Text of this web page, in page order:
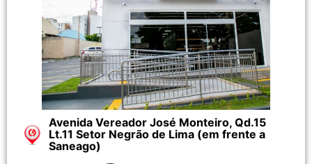
Avenida Vereador José Monteiro, Qd.15
Lt.11 Setor Negrão de Lima (em frente a
Saneago)